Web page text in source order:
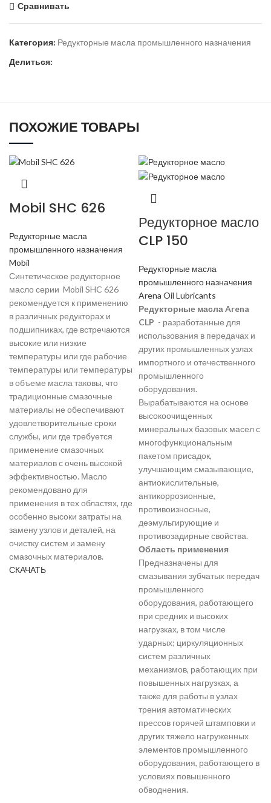
Сравнивать
Категория: Редукторные масла промышленного назначения
Делиться:
ПОХОЖИЕ ТОВАРЫ
Mobil SHC 626
Редукторные масла
промышленного назначения
Mobil
Синтетическое редукторное
масло серии Mobil SHC 626
рекомендуется к применению
в различных редукторах и
подшипниках, где встречаются
высокие или низкие
температуры или где рабочие
температуры или температуры
в объеме масла таковы, что
традиционные смазочные
материалы не обеспечивают
удовлетворительные сроки
службы, или где требуется
применение смазочных
материалов с очень высокой
эффективностью. Масло
рекомендовано для
применения в тех областях, где
особенно высоки затраты на
замену узлов и деталей, на
очистку систем и замену
смазочных материалов.
СКАЧАТЬ
Редукторное масло
CLP 150
Редукторные масла
промышленного назначения
Arena Oil Lubricants
Редукторные масла Arena
CLP - разработанные для
использования в передачах и
других промышленных узлах
импортного и отечественного
промышленного
оборудования.
Вырабатываются на основе
высокоочищенных
минеральных базовых масел с
многофункциональным
пакетом присадок,
улучшающим смазывающие,
антиокислительные,
антикоррозионные,
противоизносные,
деэмульгирующие и
противозадирные свойства.
Область применения
Предназначены для
смазывания зубчатых передач
промышленного
оборудования, работающего
при средних и высоких
нагрузках, в том числе
ударных; циркуляционных
систем различных
механизмов, работающих при
повышенных нагрузках, а
также для работы в узлах
трения автоматических
прессов горячей штамповки и
других тяжело нагруженных
элементов промышленного
оборудования, работающего в
условиях повышенного
обводнения.